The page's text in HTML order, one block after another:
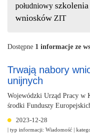
południowy
wniosków ZIT
Dostępne 1 informacje ze
Trwają nabory
unijnych
Wojewódzki Urząd Pracy w
środki Funduszy
2023-12-28
| typ informacji: Wiadomość |